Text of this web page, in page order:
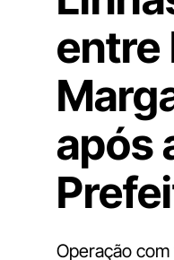
entre
após
Operação